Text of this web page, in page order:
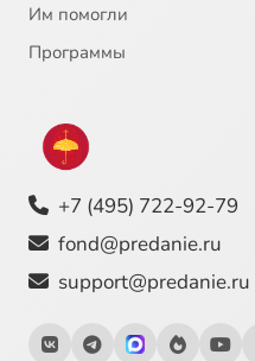
Им помогли
Программы
+7 (495) 722-92-79
fond@predanie.ru
support@predanie.ru